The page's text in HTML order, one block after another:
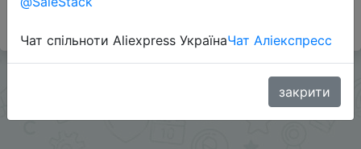
Больше скидок в телеграмм
Чат спільноти Aliexpress УкраїнаЧат Аліекспресс
закрити